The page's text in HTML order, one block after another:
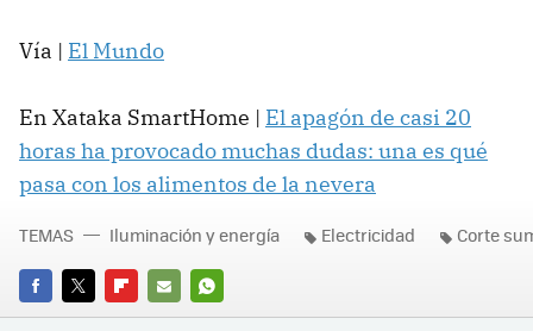
Vía | El Mundo
En Xataka SmartHome | El apagón de casi 20
horas ha provocado muchas dudas: una es qué
pasa con los alimentos de la nevera
FACEBOOK
TWITTERFLIPBOARD
E-
WHATSAPP
TEMAS Iluminación y energía Electricidad Corte